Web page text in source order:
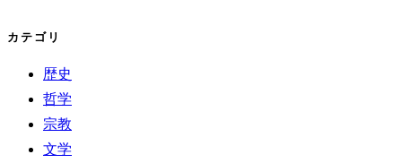
カテゴリ
歴史
哲学
宗教
文学